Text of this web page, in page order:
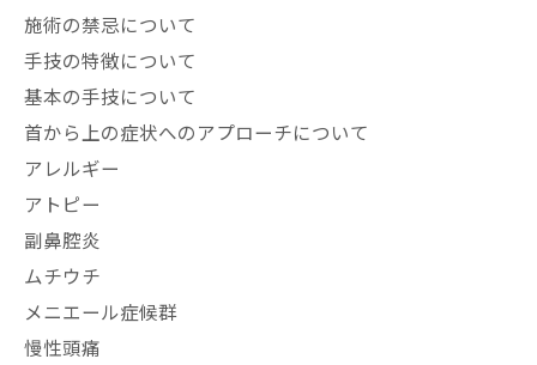
施術の禁忌について
手技の特徴について
基本の手技について
首から上の症状へのアプローチについて
アレルギー
アトピー
副鼻腔炎
ムチウチ
メニエール症候群
慢性頭痛